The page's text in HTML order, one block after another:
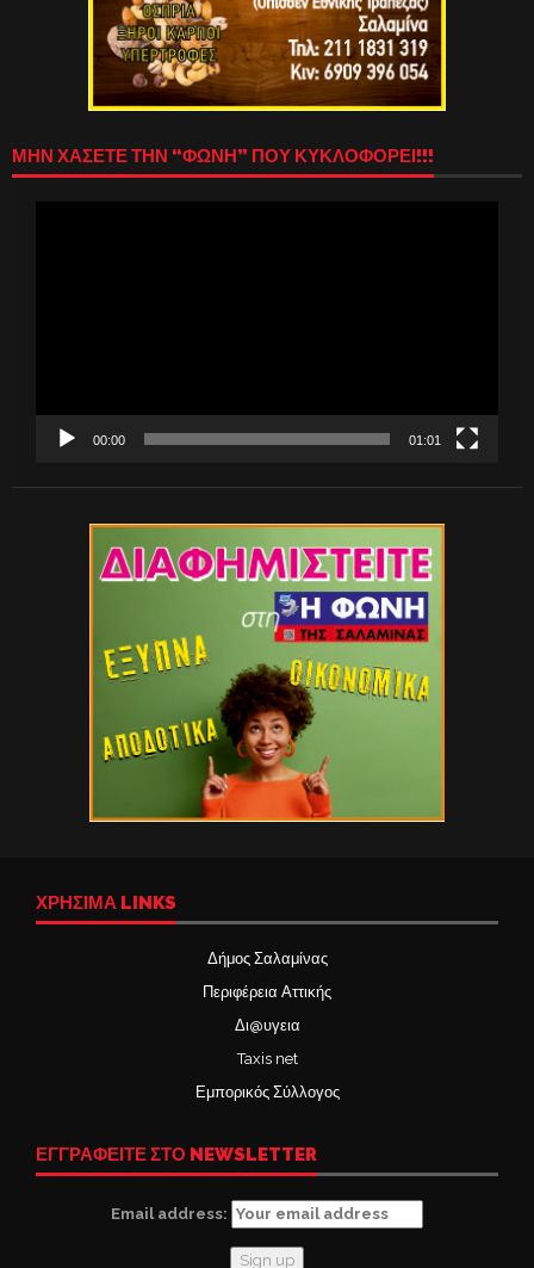
ΜΗΝ ΧΑΣΕΤΕ ΤΗΝ “ΦΩΝΗ” ΠΟΥ ΚΥΚΛΟΦΟΡΕΙ!!!
00:00 01:01
ΧΡΉΣΙΜΑ LINKS
Δήμος Σαλαμίνας
Περιφέρεια Αττικής
Δι@υγεια
Taxis net
Εμπορικός Σύλλογος
ΕΓΓΡΑΦΕΙΤΕ ΣΤΟ NEWSLETTER
Email address: